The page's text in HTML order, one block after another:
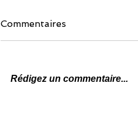
Commentaires
Rédigez un commentaire...